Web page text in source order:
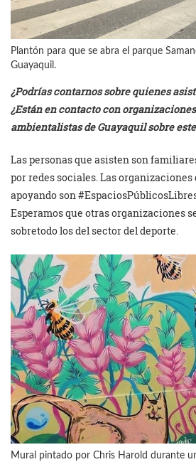
Plantón para que se abra el parque
Guayaquil.
¿Podrías contarnos sobre quienes
¿Están en contacto con
ambientalistas de Guayaquil sobre
Las personas que asisten son
por redes sociales. Las organizaciones
apoyando son
Esperamos que otras organizaciones
sobretodo los del sector del deporte.
Mural pintado por Chris Harold durante